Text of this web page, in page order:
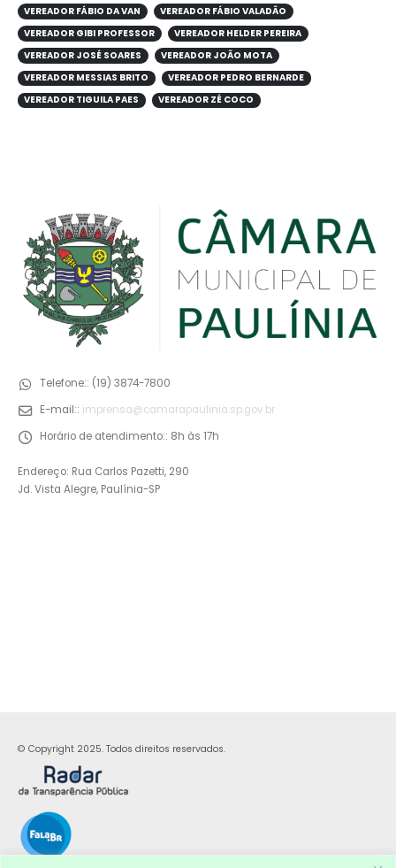
VEREADOR FÁBIO DA VAN
VEREADOR FÁBIO VALADÃO
VEREADOR GIBI PROFESSOR
VEREADOR HELDER PEREIRA
VEREADOR JOSÉ SOARES
VEREADOR JOÃO MOTA
VEREADOR MESSIAS BRITO
VEREADOR PEDRO BERNARDE
VEREADOR TIGUILA PAES
VEREADOR ZÉ COCO
Telefone:: (19) 3874-7800
E-mail:: imprensa@camarapaulinia.sp.gov.br
Horário de atendimento:: 8h às 17h
Endereço: Rua Carlos Pazetti, 290
Jd. Vista Alegre, Paulínia-SP
© Copyright 2025. Todos direitos reservados.